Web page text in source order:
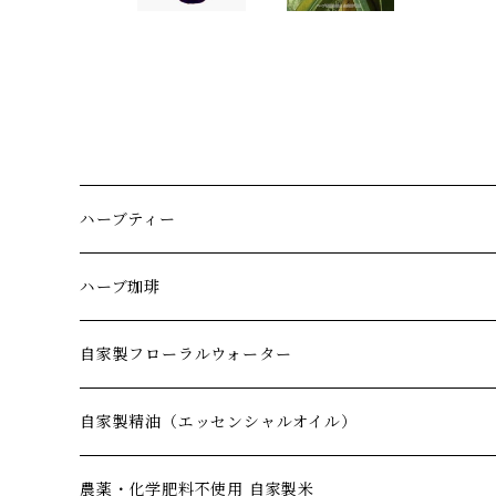
ハーブティー
朝
昼
夜
いつでも
ハーブ珈琲
自家製フローラルウォーター
化粧水
リラックス
自家製精油（エッセンシャルオイル）
農薬・化学肥料不使用 自家製米